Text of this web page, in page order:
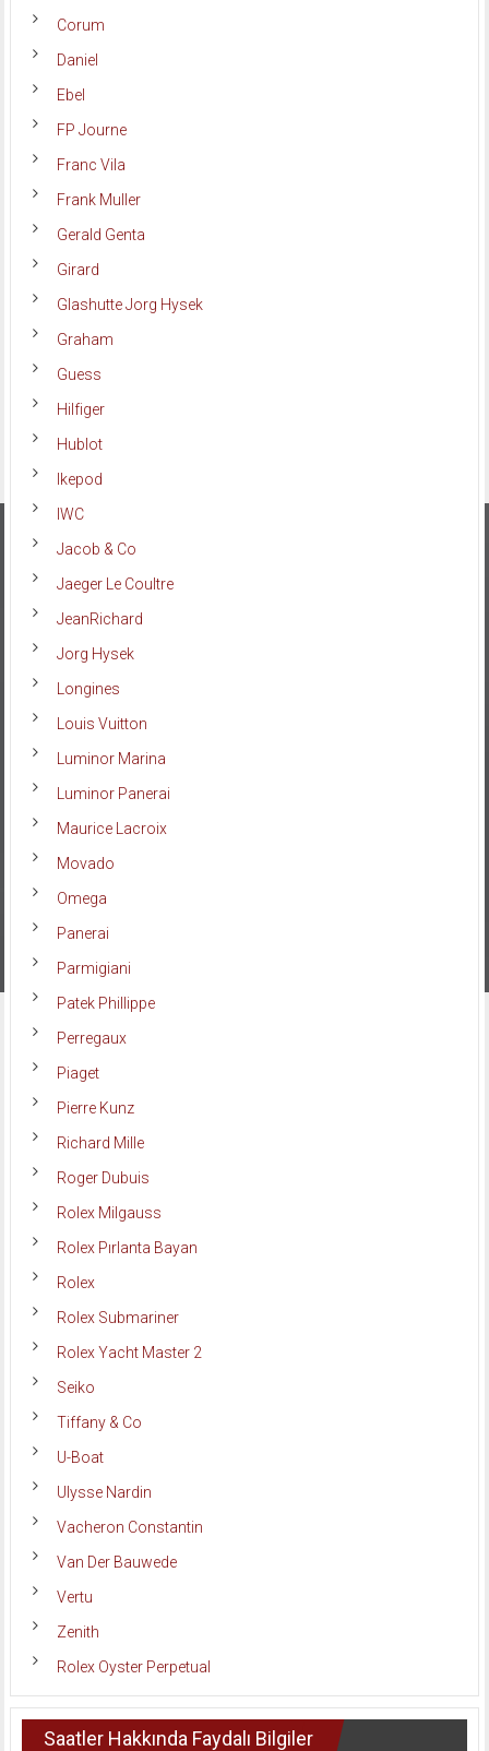
Corum
Daniel
Ebel
FP Journe
Franc Vila
Frank Muller
Gerald Genta
Girard
Glashutte Jorg Hysek
Graham
Guess
Hilfiger
Hublot
Ikepod
IWC
Jacob & Co
Jaeger Le Coultre
JeanRichard
Jorg Hysek
Longines
Louis Vuitton
Luminor Marina
Luminor Panerai
Maurice Lacroix
Movado
Omega
Panerai
Parmigiani
Patek Phillippe
Perregaux
Piaget
Pierre Kunz
Richard Mille
Roger Dubuis
Rolex Milgauss
Rolex Pırlanta Bayan
Rolex
Rolex Submariner
Rolex Yacht Master 2
Seiko
Tiffany & Co
U-Boat
Ulysse Nardin
Vacheron Constantin
Van Der Bauwede
Vertu
Zenith
Rolex Oyster Perpetual
Saatler Hakkında Faydalı Bilgiler